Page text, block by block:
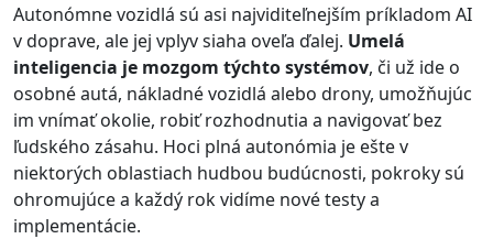
Autonómne vozidlá sú asi najviditeľnejším príkladom AI
v doprave, ale jej vplyv siaha oveľa ďalej. Umelá
inteligencia je mozgom týchto systémov, či už ide o
osobné autá, nákladné vozidlá alebo drony, umožňujúc
im vnímať okolie, robiť rozhodnutia a navigovať bez
ľudského zásahu. Hoci plná autonómia je ešte v
niektorých oblastiach hudbou budúcnosti, pokroky sú
ohromujúce a každý rok vidíme nové testy a
implementácie.